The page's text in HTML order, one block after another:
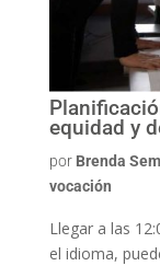
equidad y
por Brenda
vocación
Llegar a las
el idioma,